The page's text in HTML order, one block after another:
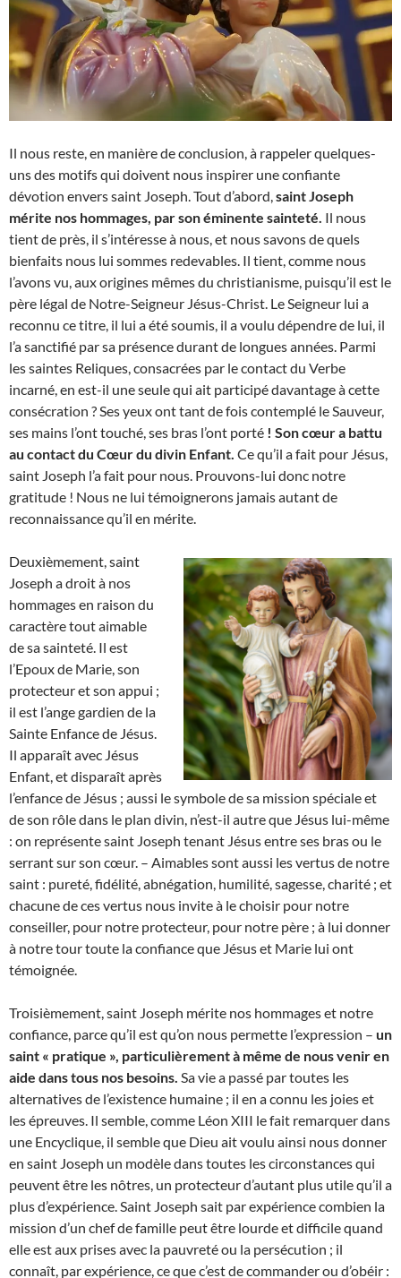
Il nous reste, en manière de conclusion, à rappeler quelques-
uns des motifs qui doivent nous inspirer une confiante
dévotion envers saint Joseph. Tout d’abord,saint Joseph
mérite nos hommages, par son éminente sainteté. Il nous
tient de près, il s’intéresse à nous, et nous savons de quels
bienfaits nous lui sommes redevables. Il tient, comme nous
l’avons vu, aux origines mêmes du christianisme, puisqu’il est le
père légal de Notre-Seigneur Jésus-Christ. Le Seigneur lui a
reconnu ce titre, il lui a été soumis, il a voulu dépendre de lui, il
l’a sanctifié par sa présence durant de longues années. Parmi
les saintes Reliques, consacrées par le contact du Verbe
incarné, en est-il une seule qui ait participé davantage à cette
consécration ? Ses yeux ont tant de fois contemplé le Sauveur,
ses mains l’ont touché, ses bras l’ont porté ! Son cœur a battu
au contact du Cœur du divin Enfant. Ce qu’il a fait pour Jésus,
saint Joseph l’a fait pour nous. Prouvons-lui donc notre
gratitude ! Nous ne lui témoignerons jamais autant de
reconnaissance qu’il en mérite.
Deuxièmement, saint
Joseph a droit à nos
hommages en raison du
caractère tout aimable
de sa sainteté. Il est
l’Epoux de Marie, son
protecteur et son appui ;
il est l’ange gardien de la
Sainte Enfance de Jésus.
Il apparaît avec Jésus
Enfant, et disparaît après
l’enfance de Jésus ; aussi le symbole de sa mission spéciale et
de son rôle dans le plan divin, n’est-il autre que Jésus lui-même
: on représente saint Joseph tenant Jésus entre ses bras ou le
serrant sur son cœur. – Aimables sont aussi les vertus de notre
saint : pureté, fidélité, abnégation, humilité, sagesse, charité ; et
chacune de ces vertus nous invite à le choisir pour notre
conseiller, pour notre protecteur, pour notre père ; à lui donner
à notre tour toute la confiance que Jésus et Marie lui ont
témoignée.
Troisièmement, saint Joseph mérite nos hommages et notre
confiance, parce qu’il est qu’on nous permette l’expression – un
saint « pratique », particulièrement à même de nous venir en
aide dans tous nos besoins. Sa vie a passé par toutes les
alternatives de l’existence humaine ; il en a connu les joies et
les épreuves. Il semble, comme Léon XIII le fait remarquer dans
une Encyclique, il semble que Dieu ait voulu ainsi nous donner
en saint Joseph un modèle dans toutes les circonstances qui
peuvent être les nôtres, un protecteur d’autant plus utile qu’il a
plus d’expérience. Saint Joseph sait par expérience combien la
mission d’un chef de famille peut être lourde et difficile quand
elle est aux prises avec la pauvreté ou la persécution ; il
connaît, par expérience, ce que c’est de commander ou d’obéir :